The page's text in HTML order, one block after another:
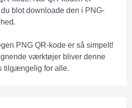
blot downloade den i PNG-
PNG QR-kode er så simpelt!
værktøjer bliver denne
tilgængelig for alle.